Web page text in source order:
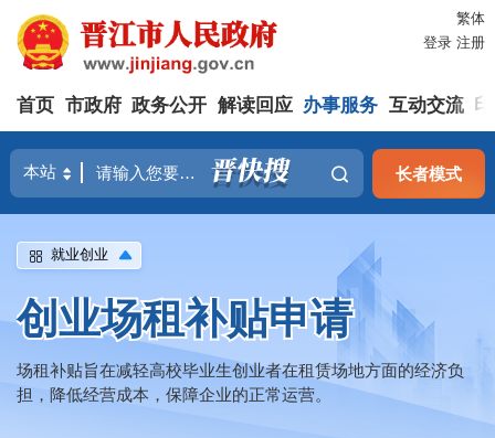
繁体
登录 注册
首页 市政府 政务公开 解读回应 办事服务 互动交流
长者模式
就业创业
创业场租补贴申请
场租补贴旨在减轻高校毕业生创业者在租赁场地方面的经济负
担，降低经营成本，保障企业的正常运营。